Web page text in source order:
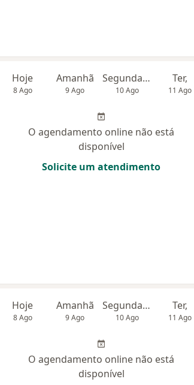
Hoje
8 Ago
Amanhã
9 Ago
Segunda-feira
10 Ago
Ter,
11 Ago
O agendamento online não está
disponível
Solicite um atendimento
Hoje
8 Ago
Amanhã
9 Ago
Segunda-feira
10 Ago
Ter,
11 Ago
O agendamento online não está
disponível